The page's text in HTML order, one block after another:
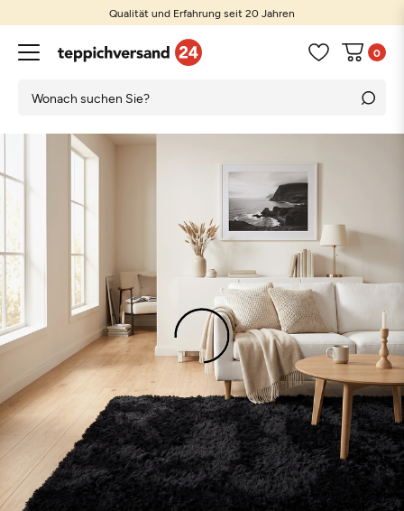
Qualität und Erfahrung seit 20 Jahren
0